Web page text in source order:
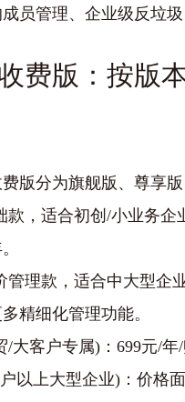
员管理、企业级反垃
费版：按版
版分为‌旗舰版、尊享
款，适合初创/小业务企
管理款，适合中大型企
精细化管理功能。
/大客户专属)：699元/年
以上大型企业)：价格